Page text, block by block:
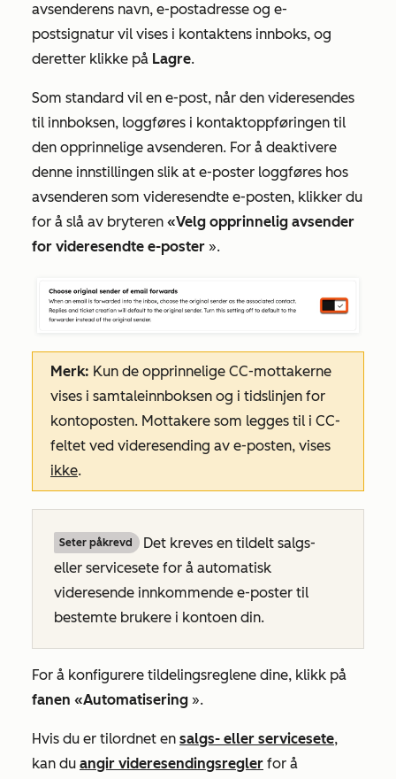
avsenderens navn, e-postadresse og e-
postsignatur vil vises i kontaktens innboks, og
deretter klikke på Lagre.
Som standard vil en e-post, når den videresendes
til innboksen, loggføres i kontaktoppføringen til
den opprinnelige avsenderen. For å deaktivere
denne innstillingen slik at e-poster loggføres hos
avsenderen som videresendte e-posten, klikker du
for å slå av bryteren «Velg opprinnelig avsender
for videresendte e-poster ».
Merk: Kun de opprinnelige CC-mottakerne
vises i samtaleinnboksen og i tidslinjen for
kontoposten. Mottakere som legges til i CC-
feltet ved videresending av e-posten, vises
ikke.
Seter påkrevd
Det kreves en tildelt salgs-
eller servicesete for å automatisk
videresende innkommende e-poster til
bestemte brukere i kontoen din.
For å konfigurere tildelingsreglene dine, klikk på
fanen «Automatisering ».
Hvis du er tilordnet en salgs- eller servicesete,
kan du angir videresendingsregler for å